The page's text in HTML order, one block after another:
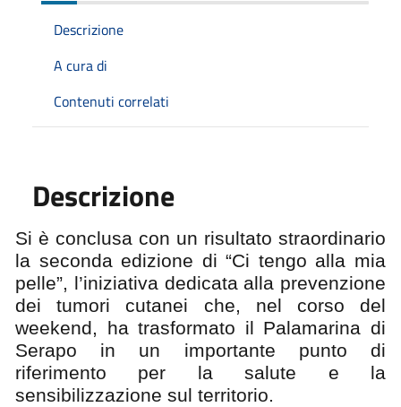
Descrizione
A cura di
Contenuti correlati
Descrizione
Si è conclusa con un risultato straordinario
la seconda edizione di “Ci tengo alla mia
pelle”, l’iniziativa dedicata alla prevenzione
dei tumori cutanei che, nel corso del
weekend, ha trasformato il Palamarina di
Serapo in un importante punto di
riferimento per la salute e la
sensibilizzazione sul territorio.